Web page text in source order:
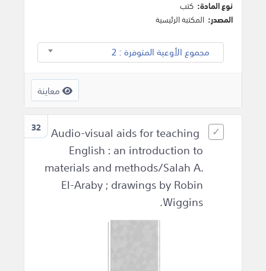
نوع المادة: كتب
المصدر: المكتبة الرئيسية
مجموع الأوعية المتوفرة : 2
معاينة
32
Audio-visual aids for teaching
English : an introduction to
materials and methods/Salah A.
El-Araby ; drawings by Robin
Wiggins.